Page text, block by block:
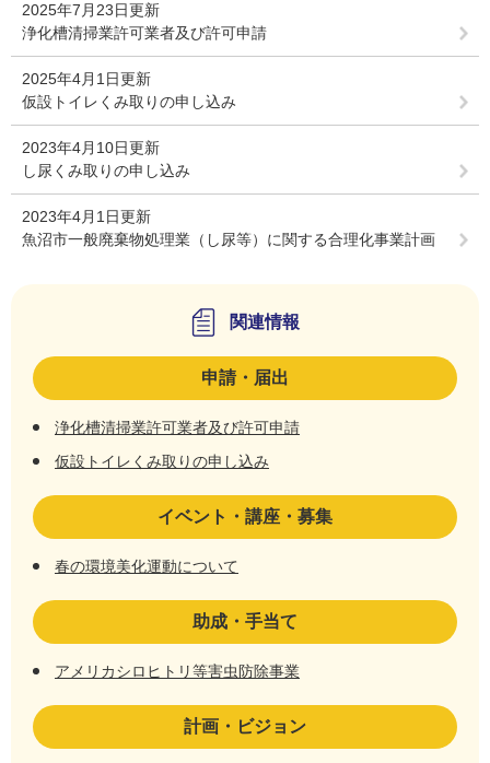
2025年7月23日更新
浄化槽清掃業許可業者及び許可申請
2025年4月1日更新
仮設トイレくみ取りの申し込み
2023年4月10日更新
し尿くみ取りの申し込み
2023年4月1日更新
魚沼市一般廃棄物処理業（し尿等）に関する合理化事業計画
関連情報
申請・届出
浄化槽清掃業許可業者及び許可申請
仮設トイレくみ取りの申し込み
イベント・講座・募集
春の環境美化運動について
助成・手当て
アメリカシロヒトリ等害虫防除事業
計画・ビジョン